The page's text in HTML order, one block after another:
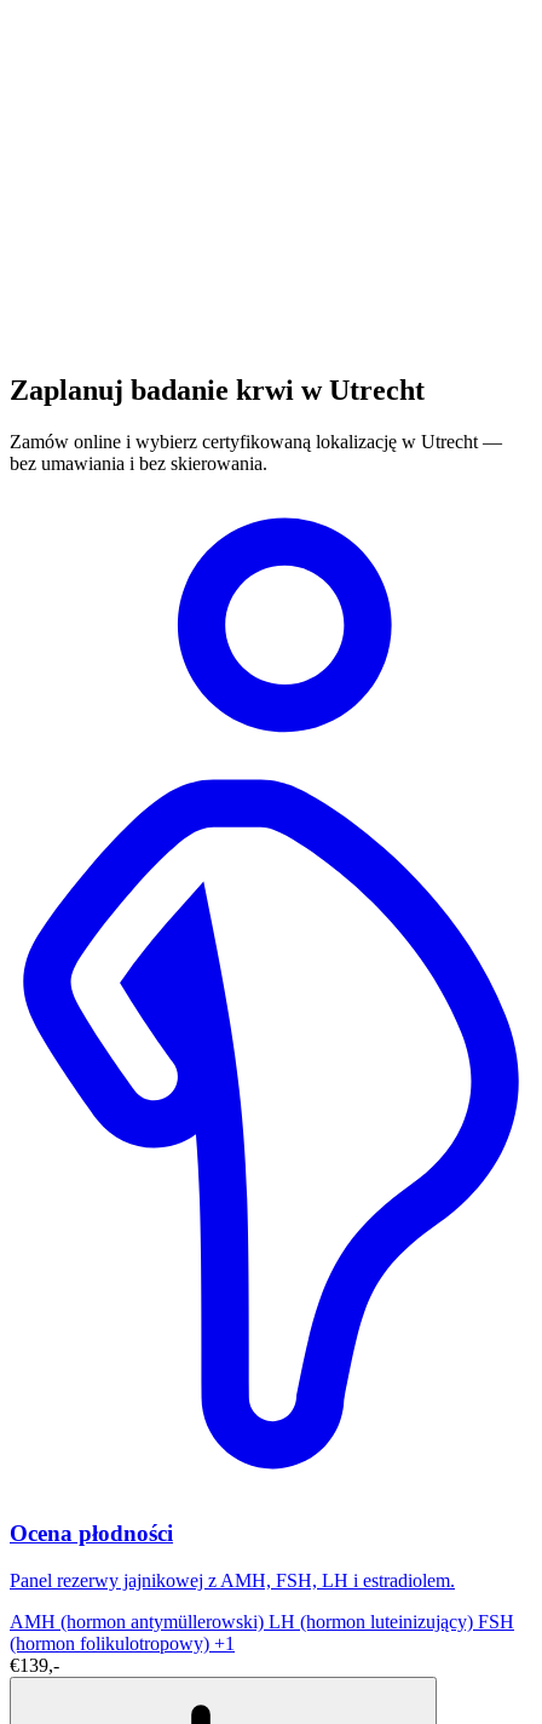
Zaplanuj badanie krwi w Utrecht
Zamów online i wybierz certyfikowaną lokalizację w Utrecht —
bez umawiania i bez skierowania.
Ocena płodności
Panel rezerwy jajnikowej z AMH, FSH, LH i estradiolem.
AMH (hormon antymüllerowski) LH (hormon luteinizujący) FSH
(hormon folikulotropowy) +1
€139,-